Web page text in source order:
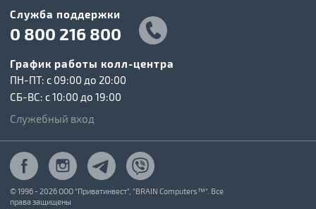
Служба поддержки
0 800 216 800
График работы колл-центра
ПН-ПТ: c 09:00 до 20:00
СБ-ВС: c 10:00 до 19:00
Служебный вход
© 1996 - 2026 ООО "Приватинвест", "BRAIN Computers™". Все
права защищены